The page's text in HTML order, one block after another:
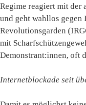
Regime reagiert mit der
und geht wahllos gegen
Revolutionsgarden
mit
Demonstrant:innen, oft
Internetblockade seit